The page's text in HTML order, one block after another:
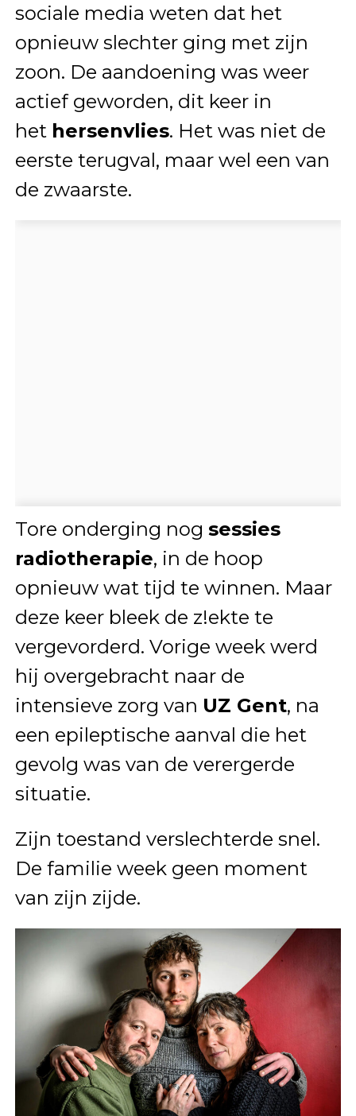
sociale media weten dat het
opnieuw slechter ging met zijn
zoon. De aandoening was weer
actief geworden, dit keer in
het hersenvlies. Het was niet de
eerste terugval, maar wel een van
de zwaarste.
Tore onderging nog sessies
radiotherapie, in de hoop
opnieuw wat tijd te winnen. Maar
deze keer bleek de z!ekte te
vergevorderd. Vorige week werd
hij overgebracht naar de
intensieve zorg van UZ Gent, na
een epileptische aanval die het
gevolg was van de verergerde
situatie.
Zijn toestand verslechterde snel.
De familie week geen moment
van zijn zijde.